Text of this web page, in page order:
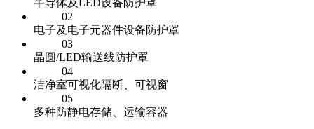
02
电子及电子元器件设备防护罩
03
晶圆/LED输送线防护罩
04
洁净室可视化隔断、可视窗
05
多种防静电存储、运输容器